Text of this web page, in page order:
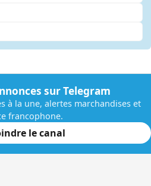
sur Telegram
à la une, alertes marchandises et
francophone.
le canal